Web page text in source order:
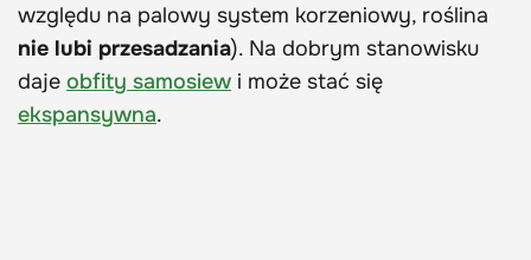
względu na palowy system korzeniowy, roślina
nie lubi przesadzania). Na dobrym stanowisku
daje obfity samosiew i może stać się
ekspansywna.